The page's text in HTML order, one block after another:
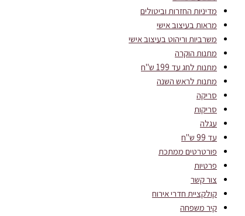
מדיניות החזרות וביטולים
מראות בעיצוב אישי
משרביות וריהוט בעיצוב אישי
מתנות הוקרה
מתנות לחג עד 199 ש"ח
מתנות לראש השנה
סריקה
סריקות
עגלה
עד 99 ש"ח
פורטרטים ממתכת
פרטיות
צור קשר
קולקציית חדרי אירוח
קיר משפחה